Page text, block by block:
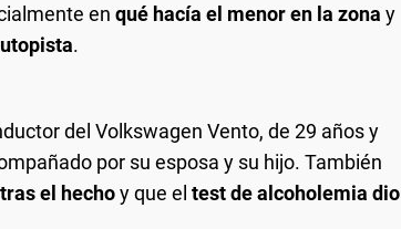
en qué hacía el menor en la zona y
.
del Volkswagen Vento, de 29 años y
por su esposa y su hijo. También
el hechoy que el test de alcoholemia dio